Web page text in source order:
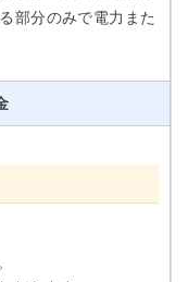
部分のみで電力また